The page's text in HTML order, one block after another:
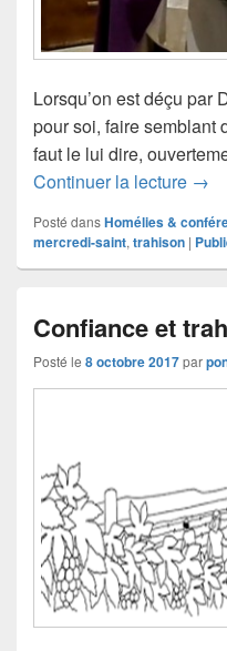
Lorsqu’on est déçu par
pour soi, faire semblant
faut le lui dire,
Continuer la lecture →
Posté dansHomélies &
mercredi-saint, trahison |
Confiance et
Posté le 8 octobre 2017par